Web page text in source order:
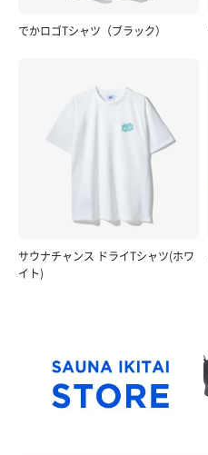
でかロゴTシャツ（ブラック）
サウナチャンス ドライTシャツ(ホワ
イト)